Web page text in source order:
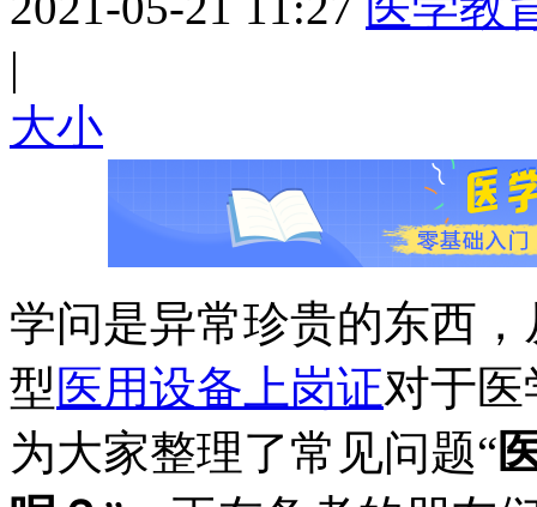
|
大小
学问是异常珍贵的东西
型 医用设备上岗证对于
为大家整理了常见问题“